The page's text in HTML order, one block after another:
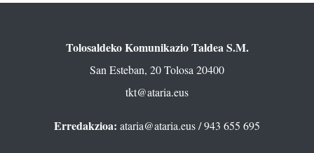
Tolosaldeko Komunikazio Taldea S.M.
San Esteban, 20 Tolosa 20400
tkt@ataria.eus
Erredakzioa: ataria@ataria.eus/ 943 655 695